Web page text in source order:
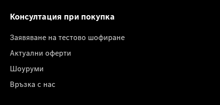
Консултация при покупка
Заявяване на тестово шофиране
Актуални оферти
Шоуруми
Връзка с нас